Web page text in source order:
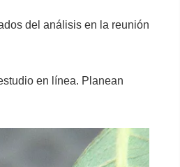
del análisis en la reunión
en línea. Planean